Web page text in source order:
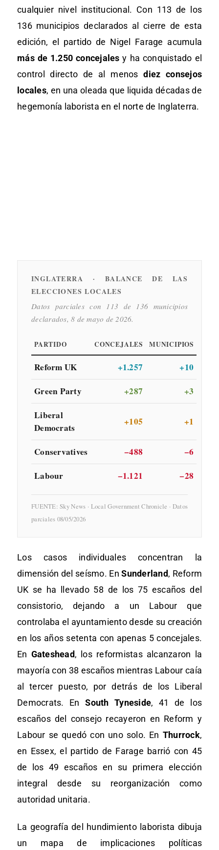
cualquier nivel institucional. Con 113 de los
136 municipios declarados al cierre de esta
edición, el partido de Nigel Farage acumula
más de 1.250 concejales y ha conquistado el
control directo de al menosdiez consejos
locales, en una oleada que liquida décadas de
hegemonía laborista en el norte de Inglaterra.
INGLATERRA · BALANCE DE LAS
ELECCIONES LOCALES
Datos parciales con 113 de 136 municipios
declarados, 8 de mayo de 2026.
PARTIDO CONCEJALES MUNICIPIOS
Reform UK +1.257
+10
Green Party
+287
+3
Liberal
Democrats
+105 +1
Conservatives −488
−6
Labour
−1.121 −28
FUENTE: Sky News · Local Government Chronicle · Datos
parciales 08/05/2026
Los casos individuales concentran la
dimensión del seísmo. EnSunderland, Reform
UK se ha llevado 58 de los 75 escaños del
consistorio, dejando a un Labour que
controlaba el ayuntamiento desde su creación
en los años setenta con apenas 5 concejales.
En Gateshead, los reformistas alcanzaron la
mayoría con 38 escaños mientras Labour caía
al tercer puesto, por detrás de los Liberal
Democrats. EnSouth Tyneside, 41 de los
escaños del consejo recayeron en Reform y
Labour se quedó con uno solo. En Thurrock,
en Essex, el partido de Farage barrió con 45
de los 49 escaños en su primera elección
integral desde su reorganización como
autoridad unitaria.
La geografía del hundimiento laborista dibuja
un mapa de implicaciones políticas